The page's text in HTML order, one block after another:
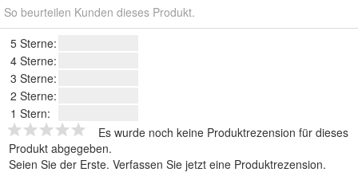
So beurteilen Kunden dieses Produkt.
5 Sterne:
4 Sterne:
3 Sterne:
2 Sterne:
1 Stern:
Es wurde noch keine Produktrezension für dieses
Produkt abgegeben.
Seien Sie der Erste. Verfassen Sie jetzt eine Produktrezension.